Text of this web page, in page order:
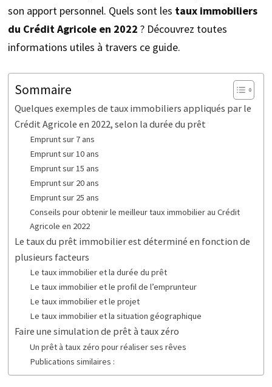
son apport personnel. Quels sont les taux immobiliers
du Crédit Agricole en 2022 ? Découvrez toutes
informations utiles à travers ce guide.
Sommaire
Quelques exemples de taux immobiliers appliqués par le
Crédit Agricole en 2022, selon la durée du prêt
Emprunt sur 7 ans
Emprunt sur 10 ans
Emprunt sur 15 ans
Emprunt sur 20 ans
Emprunt sur 25 ans
Conseils pour obtenir le meilleur taux immobilier au Crédit
Agricole en 2022
Le taux du prêt immobilier est déterminé en fonction de
plusieurs facteurs
Le taux immobilier et la durée du prêt
Le taux immobilier et le profil de l’emprunteur
Le taux immobilier et le projet
Le taux immobilier et la situation géographique
Faire une simulation de prêt à taux zéro
Un prêt à taux zéro pour réaliser ses rêves
Publications similaires :